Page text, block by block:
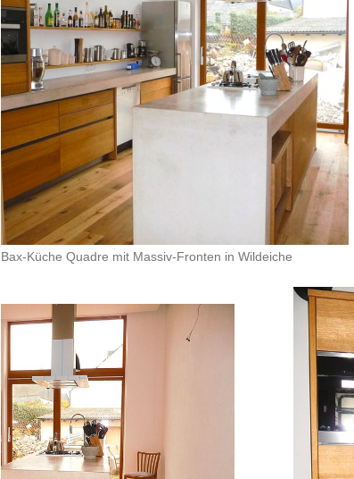
Bax-Küche Quadre mit Massiv-Fronten in Wildeiche